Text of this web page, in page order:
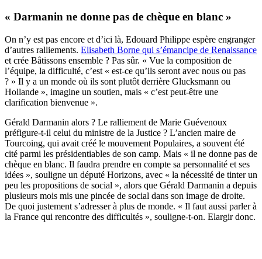
« Darmanin ne donne pas de chèque en blanc »
On n’y est pas encore et d’ici là, Edouard Philippe espère engranger
d’autres ralliements. Elisabeth Borne qui s’émancipe de Renaissance
et crée Bâtissons ensemble ? Pas sûr. « Vue la composition de
l’équipe, la difficulté, c’est « est-ce qu’ils seront avec nous ou pas
? » Il y a un monde où ils sont plutôt derrière Glucksmann ou
Hollande », imagine un soutien, mais « c’est peut-être une
clarification bienvenue ».
Gérald Darmanin alors ? Le ralliement de Marie Guévenoux
préfigure-t-il celui du ministre de la Justice ? L’ancien maire de
Tourcoing, qui avait créé le mouvement Populaires, a souvent été
cité parmi les présidentiables de son camp. Mais « il ne donne pas de
chèque en blanc. Il faudra prendre en compte sa personnalité et ses
idées », souligne un député Horizons, avec « la nécessité de tinter un
peu les propositions de social », alors que Gérald Darmanin a depuis
plusieurs mois mis une pincée de social dans son image de droite.
De quoi justement s’adresser à plus de monde. « Il faut aussi parler à
la France qui rencontre des difficultés », souligne-t-on. Elargir donc.